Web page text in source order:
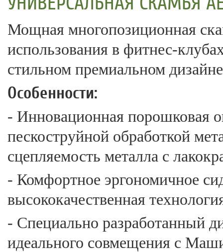
Мощная многопозиционная
использования в фитнес-
стильном премиальном
Особенности:
- Инновационная порошковая
пескоструйной обработкой
сцепляемость металла с
- Комфортное эргономичное
высококачественная
- Специально разработанный
идеального совмещения с